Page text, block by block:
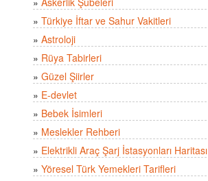
» Türkiye İftar ve Sahur Vakitleri
» Astroloji
» Rüya Tabirleri
» Güzel Şiirler
» E-devlet
» Bebek İsimleri
» Meslekler Rehberi
» Elektrikli Araç Şarj İstasyonları Haritası
» Yöresel Türk Yemekleri Tarifleri